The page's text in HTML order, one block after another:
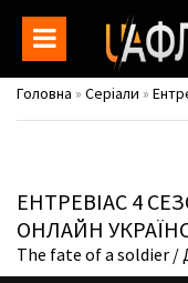
Головна » Серіали »
ЕНТРЕВІАС 4
ОНЛАЙН
The fate of a soldier /